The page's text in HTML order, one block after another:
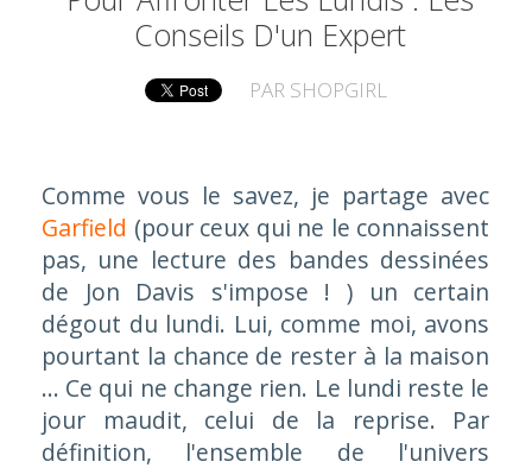
Conseils D'un Expert
PAR SHOPGIRL
Comme vous le savez, je partage avec
Garfield (pour ceux qui ne le connaissent
pas, une lecture des bandes dessinées
de Jon Davis s'impose ! ) un certain
dégout du lundi. Lui, comme moi, avons
pourtant la chance de rester à la maison
... Ce qui ne change rien. Le lundi reste le
jour maudit, celui de la reprise. Par
définition, l'ensemble de l'univers